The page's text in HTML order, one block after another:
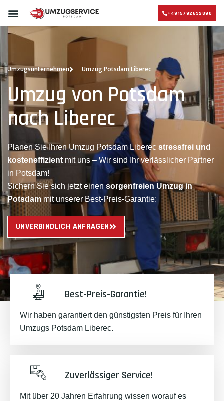
+4915792632890
Umzugsunternehmen Umzug Potsdam Liberec
Umzug von Potsdam
nach Liberec
Planen Sie Ihren Umzug Potsdam Liberec stressfrei und
kosteneffizient mit uns – Wir sind Ihr verlässlicher Partner
in Potsdam!
Sichern Sie sich jetzt einensorgenfreien Umzug in
Potsdam mit unserer Best-Preis-Garantie:
UNVERBINDLICH ANFRAGEN
Best-Preis-Garantie!
Wir haben garantiert den günstigsten Preis für Ihren
Umzugs Potsdam Liberec.
Zuverlässiger Service!
Mit über 20 Jahren Erfahrung wissen worauf es